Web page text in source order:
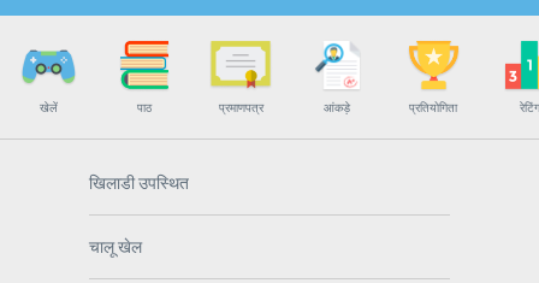
खेलें पाठ प्रमाणपत्र आंकड़े प्रतियोगिता रेटिंग
खिलाडी उपस्थित
चालू खेल